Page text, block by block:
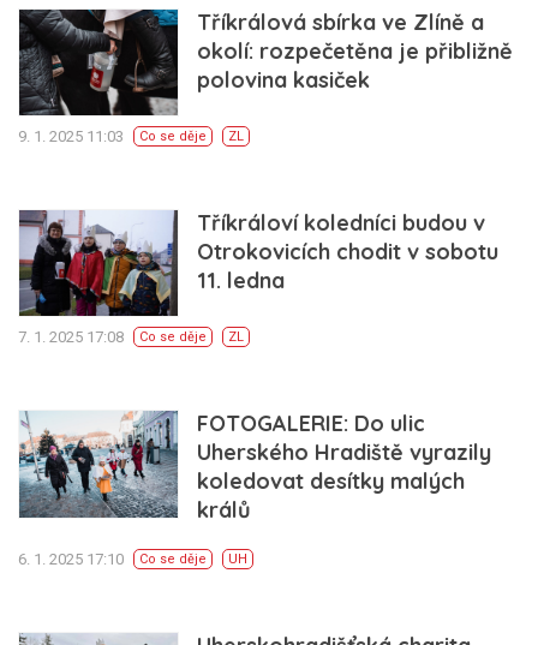
Tříkrálová sbírka ve Zlíně a
okolí: rozpečetěna je přibližně
polovina kasiček
9. 1. 2025 11:03 Co se děje ZL
Tříkráloví koledníci budou v
Otrokovicích chodit v sobotu
11. ledna
7. 1. 2025 17:08 Co se děje ZL
FOTOGALERIE: Do ulic
Uherského Hradiště vyrazily
koledovat desítky malých
králů
6. 1. 2025 17:10 Co se děje UH